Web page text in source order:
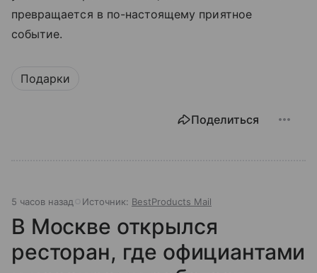
превращается в по-настоящему приятное
событие.
Подарки
Поделиться
5 часов назад Источник: BestProducts Mail
В Москве открылся
ресторан, где официантами